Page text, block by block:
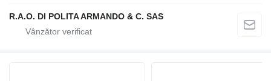
R.A.O. DI POLITA ARMANDO & C. SAS